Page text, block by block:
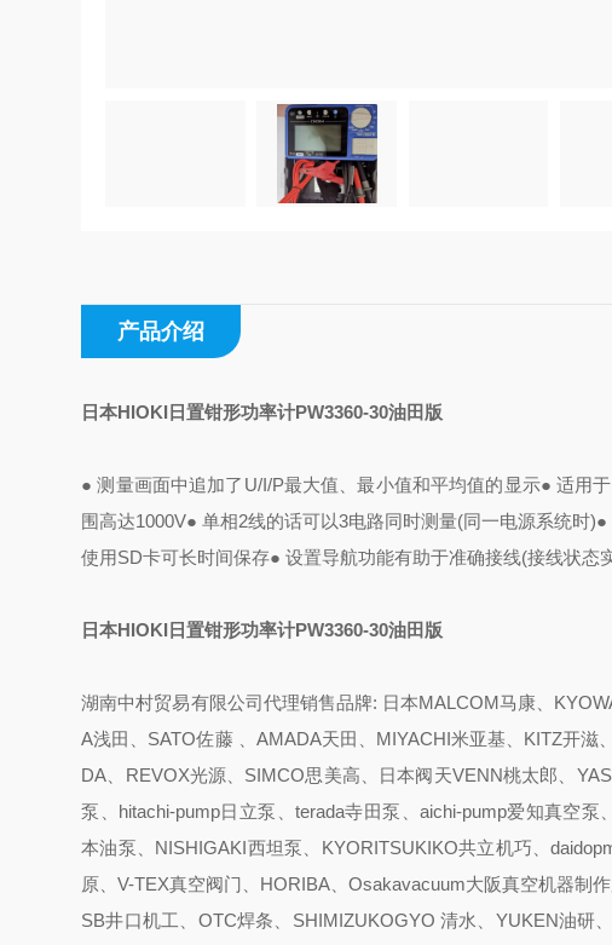
产品介绍
日本HIOKI日置钳形功率计PW3360-30油田版
● 测量画面中追加了U/I/P最大值、最小值和平均值的显示● 适用
围高达1000V● 单相2线的话可以3电路同时测量(同一电源系统时)●
使用SD卡可长时间保存● 设置导航功能有助于准确接线(接线状态
日本HIOKI日置钳形功率计PW3360-30油田版
湖南中村贸易有限公司代理销售品牌: 日本MALCOM马康、
A浅田、SATO佐藤 、AMADA天田、MIYACHI米亚基、KITZ开
DA、REVOX光源、SIMCO思美高、日本阀天VENN桃太郎、
泵、hitachi-pump日立泵、terada寺田泵、aichi-pump爱知真空
本油泵、NISHIGAKI西坦泵、KYORITSUKIKO共立机巧、
原、V-TEX真空阀门、HORIBA、Osakavacuum大阪真空机器制
SB井口机工、OTC焊条、SHIMIZUKOGYO 清水、YUKEN油研